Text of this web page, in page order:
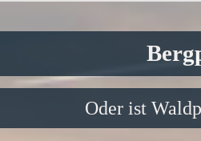
Oder ist